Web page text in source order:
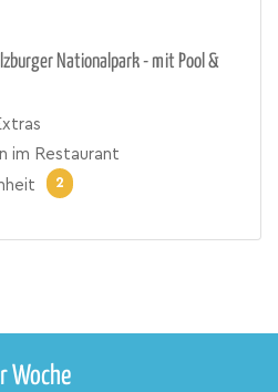
Nationalpark - mit Pool &
im Restaurant
2
Woche